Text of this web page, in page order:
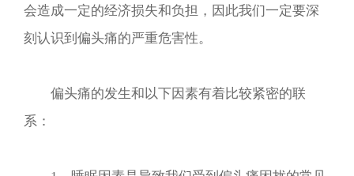
会造成一定的经济损失和负担，因此我们一定要深
刻认识到偏头痛的严重危害性。
偏头痛的发生和以下因素有着比较紧密的联
系：